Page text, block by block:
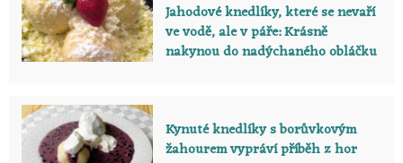
Jahodové knedlíky, které se nevaří
ve vodě, ale v páře: Krásně
nakynou do nadýchaného obláčku
Kynuté knedlíky s borůvkovým
žahourem vypráví příběh z hor